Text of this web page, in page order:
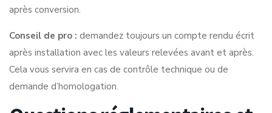
après conversion.
Conseil de pro : demandez toujours un compte rendu écrit
après installation avec les valeurs relevées avant et après.
Cela vous servira en cas de contrôle technique ou de
demande d’homologation.